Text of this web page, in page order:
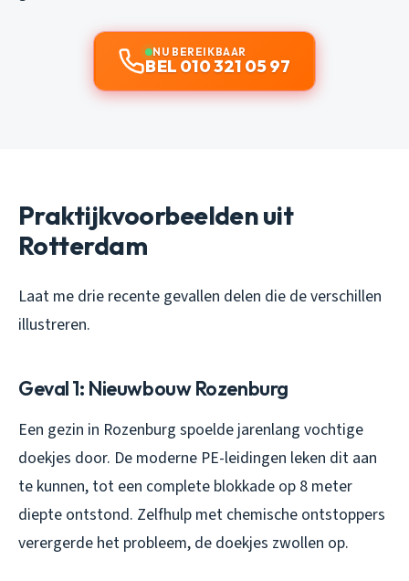
NU BEREIKBAAR
BEL 010 321 05 97
Praktijkvoorbeelden uit
Rotterdam
Laat me drie recente gevallen delen die de verschillen
illustreren.
Geval 1: Nieuwbouw Rozenburg
Een gezin in Rozenburg spoelde jarenlang vochtige
doekjes door. De moderne PE-leidingen leken dit aan
te kunnen, tot een complete blokkade op 8 meter
diepte ontstond. Zelfhulp met chemische ontstoppers
verergerde het probleem, de doekjes zwollen op.